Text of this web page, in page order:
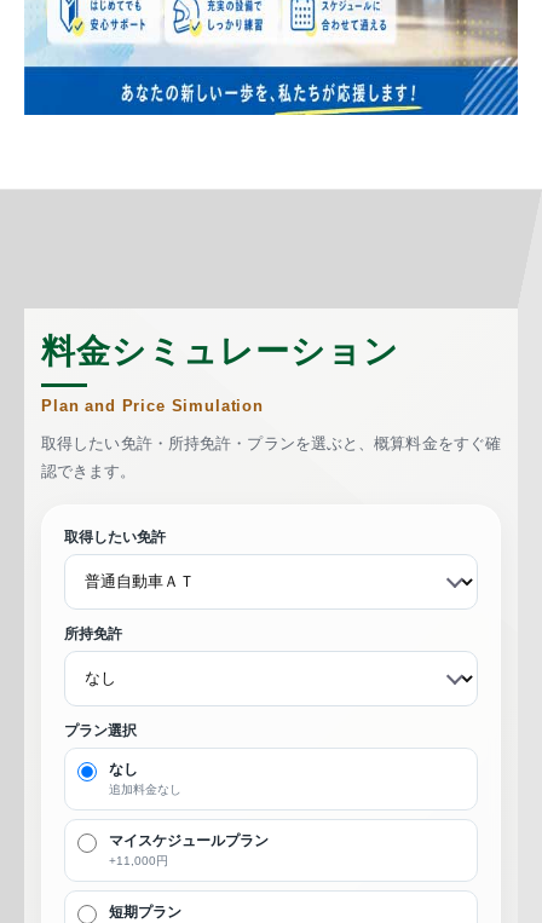
料金シミュレーション
Plan and Price Simulation
取得したい免許・所持免許・プランを選ぶと、概算料金をすぐ確
認できます。
取得したい免許
所持免許
プラン選択
なし
追加料金なし
マイスケジュールプラン
+11,000円
短期プラン